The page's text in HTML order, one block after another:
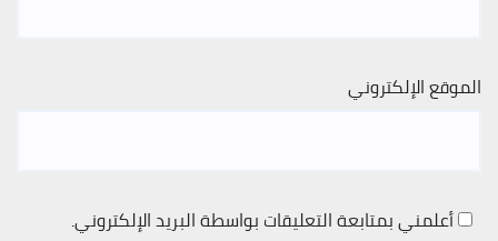
الموقع الإلكتروني
أعلمني بمتابعة التعليقات بواسطة البريد الإلكتروني.